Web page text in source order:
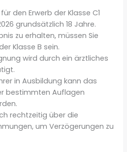
den Erwerb der Klasse C1
grundsätzlich 18 Jahre.
zu erhalten, müssen Sie
Klasse B sein.
wird durch ein ärztliches
in Ausbildung kann das
bestimmten Auflagen
rechtzeitig über die
um Verzögerungen zu